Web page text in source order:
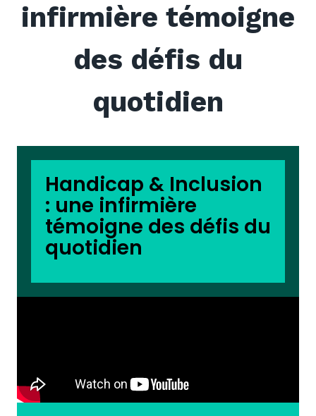
infirmière témoigne
des défis du
quotidien
Handicap & Inclusion
: une infirmière
témoigne des défis du
quotidien